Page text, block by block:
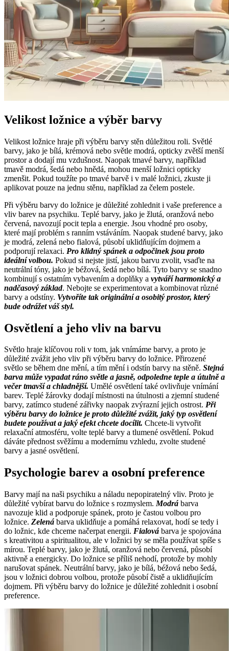
Velikost ložnice a výběr barvy
Velikost ložnice hraje při výběru barvy stěn důležitou roli. Světlé
barvy, jako je bílá, krémová nebo světle modrá, opticky zvětší menší
prostor a dodají mu vzdušnost. Naopak tmavé barvy, například
tmavě modrá, šedá nebo hnědá, mohou menší ložnici opticky
zmenšit. Pokud toužíte po tmavé barvě i v malé ložnici, zkuste ji
aplikovat pouze na jednu stěnu, například za čelem postele.
Při výběru barvy do ložnice je důležité zohlednit i vaše preference a
vliv barev na psychiku. Teplé barvy, jako je žlutá, oranžová nebo
červená, navozují pocit tepla a energie. Jsou vhodné pro osoby,
které mají problém s ranním vstáváním. Naopak studené barvy, jako
je modrá, zelená nebo fialová, působí uklidňujícím dojmem a
podporují relaxaci. Pro klidný spánek a odpočinek jsou proto
ideální volbou. Pokud si nejste jistí, jakou barvu zvolit, vsaďte na
neutrální tóny, jako je béžová, šedá nebo bílá. Tyto barvy se snadno
kombinují s ostatním vybavením a doplňky a vytváří harmonický a
nadčasový základ. Nebojte se experimentovat a kombinovat různé
barvy a odstíny. Vytvoříte tak originální a osobitý prostor, který
bude odrážet váš styl.
Osvětlení a jeho vliv na barvu
Světlo hraje klíčovou roli v tom, jak vnímáme barvy, a proto je
důležité zvážit jeho vliv při výběru barvy do ložnice. Přirozené
světlo se během dne mění, a tím mění i odstín barvy na stěně. Stejná
barva může vypadat ráno světle a jasně, odpoledne teple a útulně a
večer tmavší a chladnější. Umělé osvětlení také ovlivňuje vnímání
barev. Teplé žárovky dodají místnosti na útulnosti a zjemní studené
barvy, zatímco studené zářivky naopak zvýrazní jejich ostrost. Při
výběru barvy do ložnice je proto důležité zvážit, jaký typ osvětlení
budete používat a jaký efekt chcete docílit. Chcete-li vytvořit
relaxační atmosféru, volte teplé barvy a tlumené osvětlení. Pokud
dáváte přednost svěžímu a modernímu vzhledu, zvolte studené
barvy a jasné osvětlení.
Psychologie barev a osobní preference
Barvy mají na naši psychiku a náladu nepopiratelný vliv. Proto je
důležité vybírat barvu do ložnice s rozmyslem. Modrá barva
navozuje klid a podporuje spánek, proto je častou volbou pro
ložnice. Zelená barva uklidňuje a pomáhá relaxovat, hodí se tedy i
do ložnic, kde chceme načerpat energii. Fialová barva je spojována
s kreativitou a spiritualitou, ale v ložnici by se měla používat spíše s
mírou. Teplé barvy, jako je žlutá, oranžová nebo červená, působí
aktivně a energicky. Do ložnice se příliš nehodí, protože by mohly
narušovat spánek. Neutrální barvy, jako je bílá, béžová nebo šedá,
jsou v ložnici dobrou volbou, protože působí čistě a uklidňujícím
dojmem. Při výběru barvy do ložnice je důležité zohlednit i osobní
preference.